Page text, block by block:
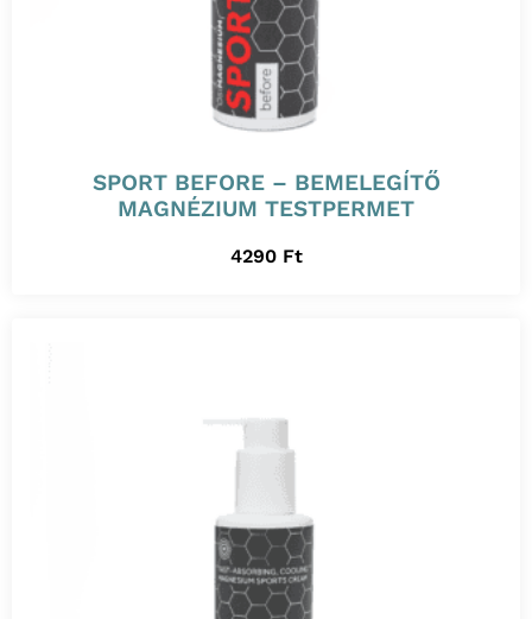
SPORT BEFORE – BEMELEGÍTŐ
MAGNÉZIUM TESTPERMET
4290 Ft